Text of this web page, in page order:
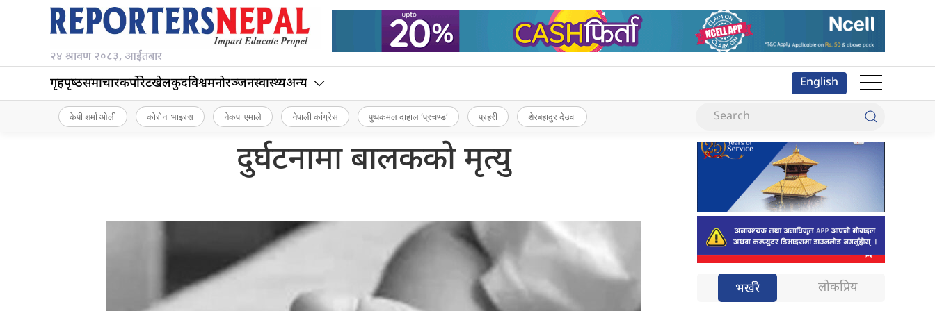
२४ श्रावण २०८३, आईतबार
गृहपृष्‍ठसमाचारकर्पोरेटखेलकुदविश्वमनोरञ्जनस्वास्थ्यअन्य English
केपी शर्मा ओली कोरोना भाइरस नेकपा एमाले नेपाली कांग्रेस पुष्पकमल दाहाल ‘प्रचण्ड’ प्रहरी शेरबहादुर देउवा
दुर्घटनामा बालकको मृत्यु
भर्खरै लोकप्रिय